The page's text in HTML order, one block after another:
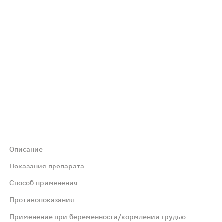
поддержанию её тургора, сокращению морщин и
приема 1 месяц.
Описание
Показания препарата
Способ применения
Противопоказания
Применение при беременности/кормлении грудью